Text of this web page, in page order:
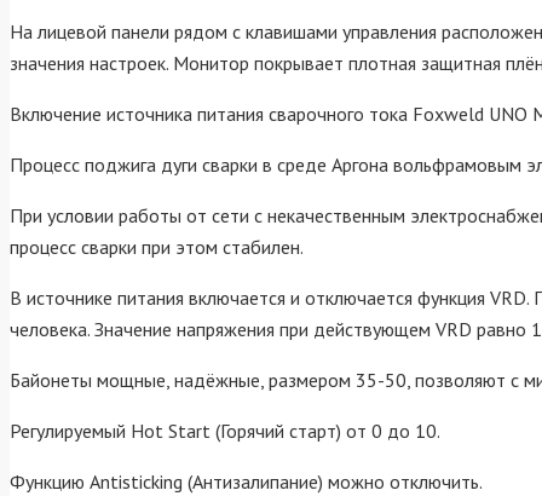
На лицевой панели рядом с клавишами управления
значения настроек. Монитор покрывает плотная защитная
Включение источника питания сварочного тока Foxweld
Процесс поджига дуги сварки в среде Аргона вольфрамовым
При условии работы от сети с некачественным
процесс сварки при этом стабилен.
В источнике питания включается и отключается функция
человека. Значение напряжения при действующем VRD равно
Байонеты мощные, надёжные, размером 35-50, позволяют с
Регулируемый Hot Start (Горячий старт) от 0 до 10.
Функцию Antisticking (Антизалипание) можно отключить.